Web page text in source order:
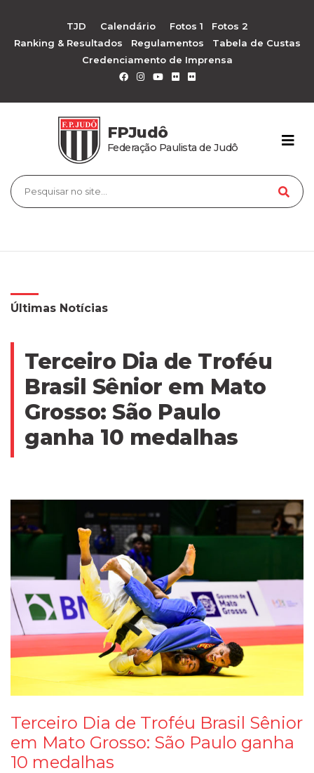
TJD Calendário Fotos 1
Fotos 2
Ranking & Resultados
Regulamentos
Tabela de Custas
Credenciamento de Imprensa
FPJudô
Federação Paulista de Judô
Últimas Notícias
Terceiro Dia de Troféu
Brasil Sênior em Mato
Grosso: São Paulo
ganha 10 medalhas
Terceiro Dia de Troféu Brasil Sênior
em Mato Grosso: São Paulo ganha
10 medalhas